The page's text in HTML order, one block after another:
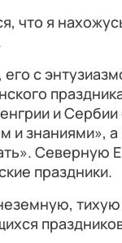
что я
с
и Сербии
и знаниями»,
Северную
праздники.
тихую